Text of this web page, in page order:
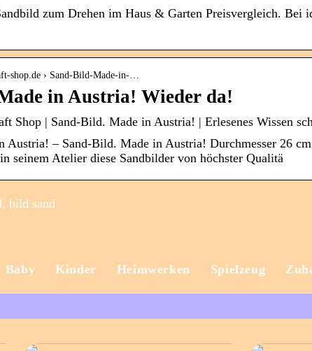
zum Drehen im Haus & Garten Preisvergleich. Bei
shop.de › Sand-Bild-Made-in-…
in Austria! Wieder da!
Shop | Sand-Bild. Made in Austria! | Erlesenes Wissen
Austria! – Sand-Bild. Made in Austria! Durchmesser 26
seinem Atelier diese Sandbilder von höchster Qualitä
bild sand
Baby Kinder Heimwerken Spielzeug